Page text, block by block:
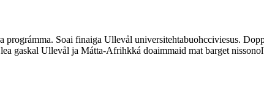
prográmma. Soai finaiga Ullevål universitehtabuohcciviesus.
gaskal Ullevål ja Mátta-Afrihkká doaimmaid mat barget